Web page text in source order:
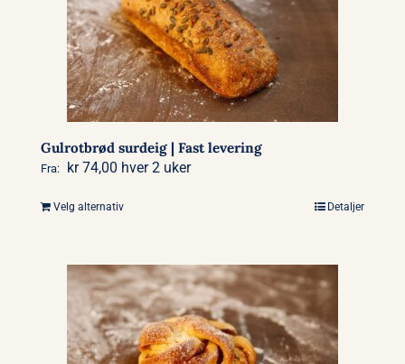
Gulrotbrød surdeig | Fast levering
Fra: kr74,00 hver 2 uker
Velg alternativDette
flere
varianter.
Alternativene
kan
Detaljer